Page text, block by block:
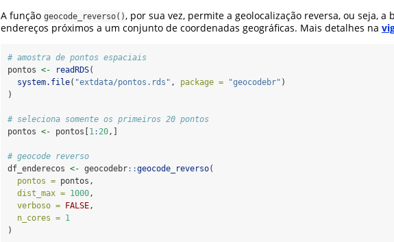
A função geocode_reverso() , por sua vez, permite a geolocalização reversa, ou seja, a
endereços próximos a um conjunto de coordenadas geográficas. Mais detalhes na
# amostra de pontos espaciais
pontos <- readRDS(
system.file( "extdata/pontos.rds" , package = "geocodebr" )
)
# seleciona somente os primeiros 20 pontos
pontos <- pontos[1 : 20 ,]
# geocode reverso
df_enderecos <- geocodebr::geocode_reverso(
pontos = pontos,
dist_max = 1000 ,
verboso = FALSE ,
n_cores = 1
)